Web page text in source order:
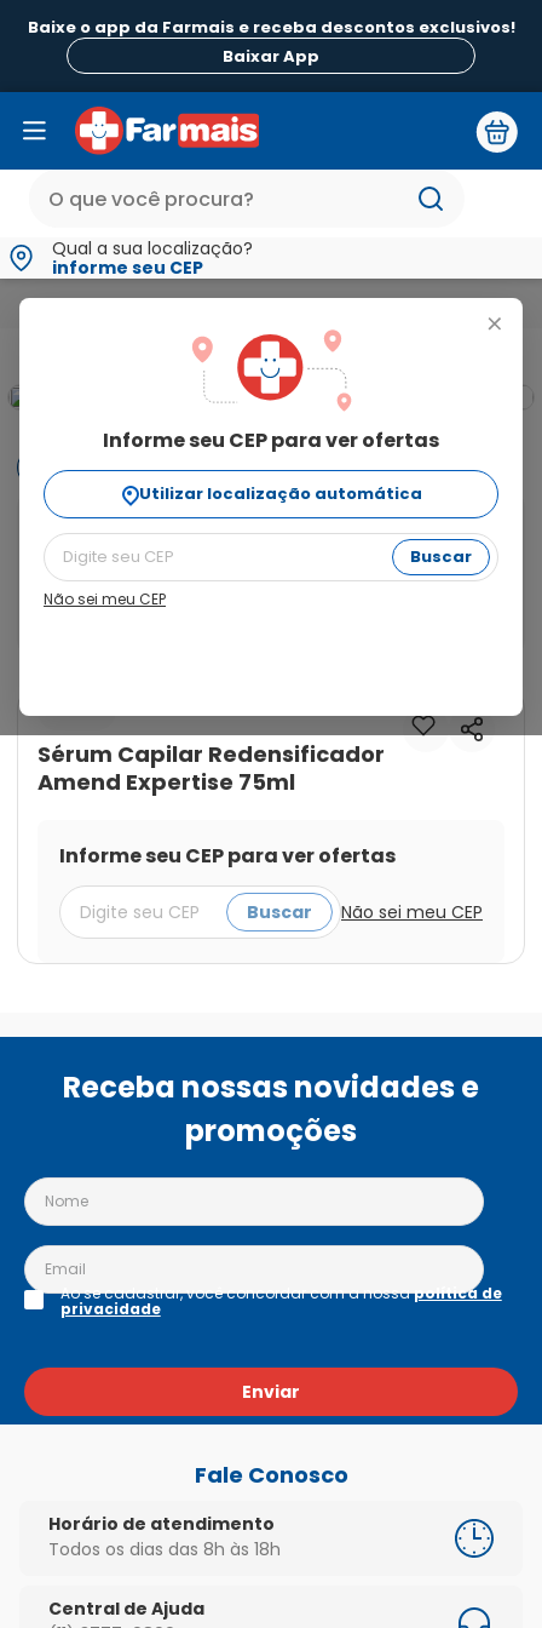
Baixe o app da Farmais e receba descontos exclusivos!
Baixar App
Qual a sua localização?
informe seu CEP
+
Informe seu CEP para ver ofertas
Utilizar localização automática
Buscar
Não sei meu CEP
Creme de Pentear e
Informações
Previne a quebra, revitaliza e dá volume aos fios. Com
o exclusivo Redensifier Complex*. Pode ser usado em
cabelos secos ou úmidos. Indicado para dar volume
intenso na raiz, podendo também ser utilizado por
Sérum Capilar Redensificador
Amend Expertise 75ml
Informe seu CEP para ver ofertas
Buscar Não sei meu CEP
Receba nossas novidades e
promoções
Enviar
Ao se cadastrar, você concordar com a nossapolítica de
privacidade
Fale Conosco
Horário de atendimento
Todos os dias das 8h às 18h
Central de Ajuda